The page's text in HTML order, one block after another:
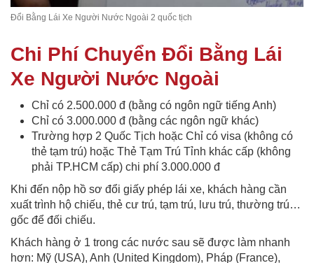
Đổi Bằng Lái Xe Người Nước Ngoài 2 quốc tịch
Chi Phí Chuyển Đổi Bằng Lái
Xe Người Nước Ngoài
Chỉ có 2.500.000 đ (bằng có ngôn ngữ tiếng Anh)
Chỉ có 3.000.000 đ (bằng các ngôn ngữ khác)
Trường hợp 2 Quốc Tịch hoặc Chỉ có visa (không có
thẻ tạm trú) hoặc Thẻ Tạm Trú Tỉnh khác cấp (không
phải TP.HCM cấp) chi phí 3.000.000 đ
Khi đến nộp hồ sơ đổi giấy phép lái xe, khách hàng cần
xuất trình hộ chiếu, thẻ cư trú, tạm trú, lưu trú, thường trú…
gốc để đối chiếu.
Khách hàng ở 1 trong các nước sau sẽ được làm nhanh
hơn: Mỹ (USA), Anh (United Kingdom), Pháp (France),